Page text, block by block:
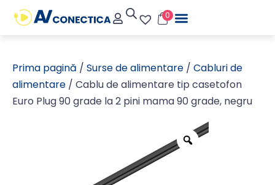
0
Prima pagină / Surse de alimentare / Cabluri de
alimentare / Cablu de alimentare tip casetofon
Euro Plug 90 grade la 2 pini mama 90 grade, negru